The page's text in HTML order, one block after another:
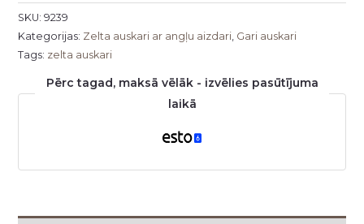
SKU: 9239
Kategorijas: Zelta auskari ar angļu aizdari, Gari auskari
Tags: zelta auskari
Pērc tagad, maksā vēlāk - izvēlies pasūtījuma
laikā